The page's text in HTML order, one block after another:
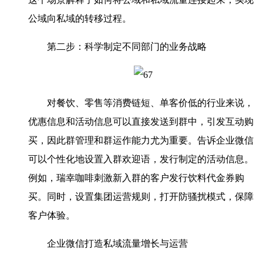
公域向私域的转移过程。
第二步：科学制定不同部门的业务战略
对餐饮、零售等消费链短、单客价低的行业来说，
优惠信息和活动信息可以直接发送到群中，引发互动购
买，因此群管理和群运作能力尤为重要。告诉企业微信
可以个性化地设置入群欢迎语，发行制定的活动信息。
例如，瑞幸咖啡刺激新入群的客户发行饮料代金券购
买。同时，设置集团运营规则，打开防骚扰模式，保障
客户体验。
企业微信打造私域流量增长与运营